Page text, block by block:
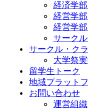
経済学
経営学
経営学
サーク
サークル・ク
大学祭
留学生トーク
地域プラット
お問い合わせ
運営組織